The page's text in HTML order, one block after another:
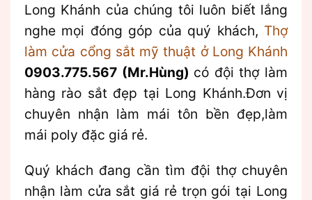
Long Khánh của chúng tôi luôn biết lắng
nghe mọi đóng góp của quý khách, Thợ
làm cửa cổng sắt mỹ thuật ở Long Khánh
0903.775.567 (Mr.Hùng) có đội thợ làm
hàng rào sắt đẹp tại Long Khánh.Đơn vị
chuyên nhận làm mái tôn bền đẹp,làm
mái poly đặc giá rẻ.
Quý khách đang cần tìm đội thợ chuyên
nhận làm cửa sắt giá rẻ trọn gói tại Long